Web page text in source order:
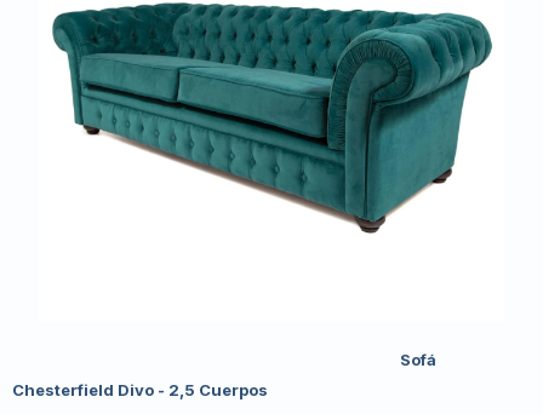
Sofá
Chesterfield Divo - 2,5 Cuerpos